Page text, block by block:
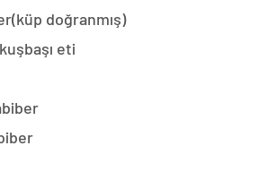
(küp doğranmış)
eti